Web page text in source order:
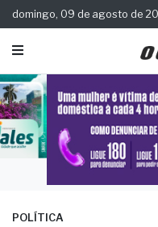
domingo, 09 de agosto de
POLÍTICA